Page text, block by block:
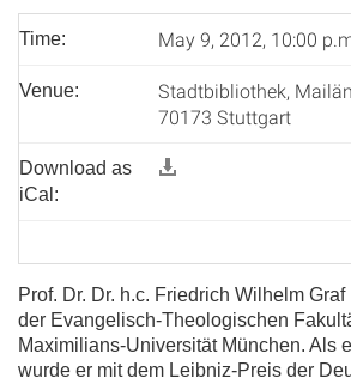
Time: May 9, 2012, 10:00
Venue:
Stadtbibliothek,
70173 Stuttgart
Download as
iCal:
Prof. Dr. Dr. h.c. Friedrich Wilhelm
der Evangelisch-Theologischen
Maximilians-Universität München. Als
wurde er mit dem Leibniz-Preis der